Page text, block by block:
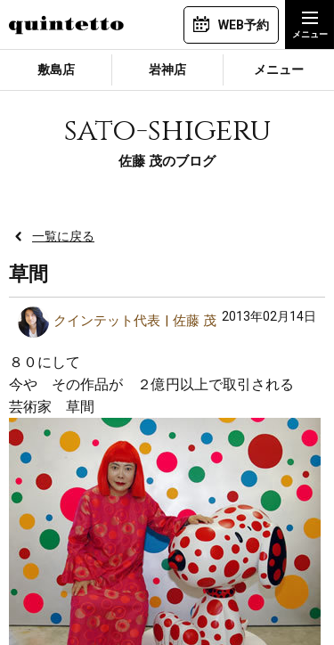
WEB予約
敷島店 岩神店 メニュー
sato-shigeru
佐藤 茂のブログ
一覧に戻る
草間
クインテット代表 佐藤 茂 2013年02月14日
８０にして
今や その作品が ２億円以上で取引される
芸術家 草間